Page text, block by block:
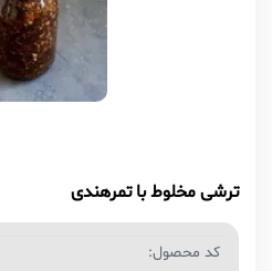
ترشی مخلوط با تمرهندی
کد محصول: